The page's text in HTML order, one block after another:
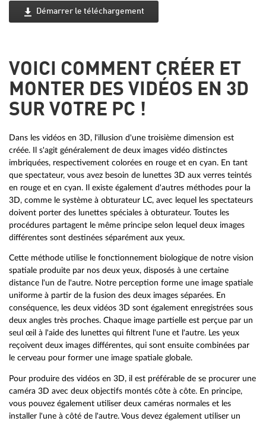
Démarrer le téléchargement
VOICI COMMENT CRÉER ET
MONTER DES VIDÉOS EN 3D
SUR VOTRE PC !
Dans les vidéos en 3D, l'illusion d'une troisième dimension est
créée. Il s'agit généralement de deux images vidéo distinctes
imbriquées, respectivement colorées en rouge et en cyan. En tant
que spectateur, vous avez besoin de lunettes 3D aux verres teintés
en rouge et en cyan. Il existe également d'autres méthodes pour la
3D, comme le système à obturateur LC, avec lequel les spectateurs
doivent porter des lunettes spéciales à obturateur. Toutes les
procédures partagent le même principe selon lequel deux images
différentes sont destinées séparément aux yeux.
Cette méthode utilise le fonctionnement biologique de notre vision
spatiale produite par nos deux yeux, disposés à une certaine
distance l'un de l'autre. Notre perception forme une image spatiale
uniforme à partir de la fusion des deux images séparées. En
conséquence, les deux vidéos 3D sont également enregistrées sous
deux angles très proches. Chaque image partielle est perçue par un
seul œil à l'aide des lunettes qui filtrent l'une et l'autre. Les yeux
reçoivent deux images différentes, qui sont ensuite combinées par
le cerveau pour former une image spatiale globale.
Pour produire des vidéos en 3D, il est préférable de se procurer une
caméra 3D avec deux objectifs montés côte à côte. En principe,
vous pouvez également utiliser deux caméras normales et les
installer l'une à côté de l'autre. Vous devez également utiliser un